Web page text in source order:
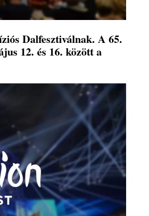
Dalfesztiválnak. A 65.
12. és 16. között a